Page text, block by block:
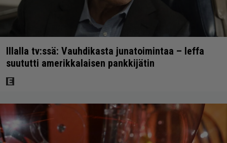
Illalla tv:ssä: Vauhdikasta junatoimintaa – leffa
suututti amerikkalaisen pankkijätin